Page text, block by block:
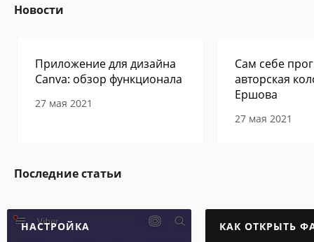
Новости
Приложение для дизайна
Canva: обзор функционала
27 мая 2021
Сам себе
авторская
Ершова
27 мая 2021
Последние статьи
НАСТРОЙКА КАК ОТКРЫТЬ